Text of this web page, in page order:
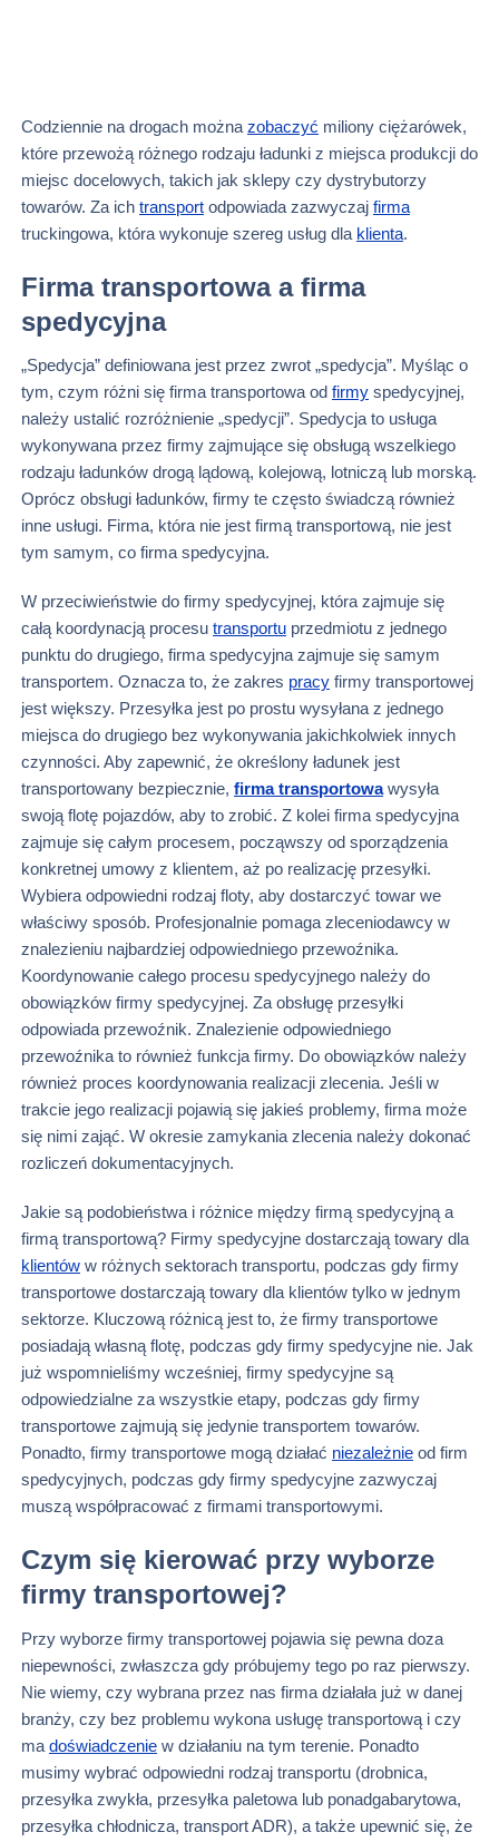
Codziennie na drogach można zobaczyć miliony ciężarówek,
które przewożą różnego rodzaju ładunki z miejsca produkcji do
miejsc docelowych, takich jak sklepy czy dystrybutorzy
towarów. Za ich transport odpowiada zazwyczaj firma
truckingowa, która wykonuje szereg usług dla klienta.
Firma transportowa a firma
spedycyjna
„Spedycja” definiowana jest przez zwrot „spedycja”. Myśląc o
tym, czym różni się firma transportowa od firmy spedycyjnej,
należy ustalić rozróżnienie „spedycji”. Spedycja to usługa
wykonywana przez firmy zajmujące się obsługą wszelkiego
rodzaju ładunków drogą lądową, kolejową, lotniczą lub morską.
Oprócz obsługi ładunków, firmy te często świadczą również
inne usługi. Firma, która nie jest firmą transportową, nie jest
tym samym, co firma spedycyjna.
W przeciwieństwie do firmy spedycyjnej, która zajmuje się
całą koordynacją procesu transportu przedmiotu z jednego
punktu do drugiego, firma spedycyjna zajmuje się samym
transportem. Oznacza to, że zakres pracy firmy transportowej
jest większy. Przesyłka jest po prostu wysyłana z jednego
miejsca do drugiego bez wykonywania jakichkolwiek innych
czynności. Aby zapewnić, że określony ładunek jest
transportowany bezpiecznie, firma transportowawysyła
swoją flotę pojazdów, aby to zrobić. Z kolei firma spedycyjna
zajmuje się całym procesem, począwszy od sporządzenia
konkretnej umowy z klientem, aż po realizację przesyłki.
Wybiera odpowiedni rodzaj floty, aby dostarczyć towar we
właściwy sposób. Profesjonalnie pomaga zleceniodawcy w
znalezieniu najbardziej odpowiedniego przewoźnika.
Koordynowanie całego procesu spedycyjnego należy do
obowiązków firmy spedycyjnej. Za obsługę przesyłki
odpowiada przewoźnik. Znalezienie odpowiedniego
przewoźnika to również funkcja firmy. Do obowiązków należy
również proces koordynowania realizacji zlecenia. Jeśli w
trakcie jego realizacji pojawią się jakieś problemy, firma może
się nimi zająć. W okresie zamykania zlecenia należy dokonać
rozliczeń dokumentacyjnych.
Jakie są podobieństwa i różnice między firmą spedycyjną a
firmą transportową? Firmy spedycyjne dostarczają towary dla
klientów w różnych sektorach transportu, podczas gdy firmy
transportowe dostarczają towary dla klientów tylko w jednym
sektorze. Kluczową różnicą jest to, że firmy transportowe
posiadają własną flotę, podczas gdy firmy spedycyjne nie. Jak
już wspomnieliśmy wcześniej, firmy spedycyjne są
odpowiedzialne za wszystkie etapy, podczas gdy firmy
transportowe zajmują się jedynie transportem towarów.
Ponadto, firmy transportowe mogą działać niezależnie od firm
spedycyjnych, podczas gdy firmy spedycyjne zazwyczaj
muszą współpracować z firmami transportowymi.
Czym się kierować przy wyborze
firmy transportowej?
Przy wyborze firmy transportowej pojawia się pewna doza
niepewności, zwłaszcza gdy próbujemy tego po raz pierwszy.
Nie wiemy, czy wybrana przez nas firma działała już w danej
branży, czy bez problemu wykona usługę transportową i czy
ma doświadczenie w działaniu na tym terenie. Ponadto
musimy wybrać odpowiedni rodzaj transportu (drobnica,
przesyłka zwykła, przesyłka paletowa lub ponadgabarytowa,
przesyłka chłodnicza, transport ADR), a także upewnić się, że